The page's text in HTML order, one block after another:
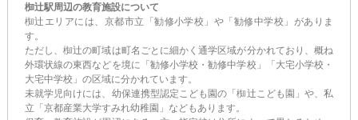
椥辻駅周辺の教育施設について
椥辻エリアには、京都市立「勧修小学校」や「勧修中学校」がありま
す。
ただし、椥辻の町域は町名ごとに細かく通学区域が分かれており、概ね
外環状線の東西などを境に「勧修小学校・勧修中学校」「大宅小学校・
大宅中学校」の区域に分かれています。
未就学児向けには、幼保連携型認定こども園の「椥辻こども園」や、私
立「京都産業大学すみれ幼稚園」などもあります。